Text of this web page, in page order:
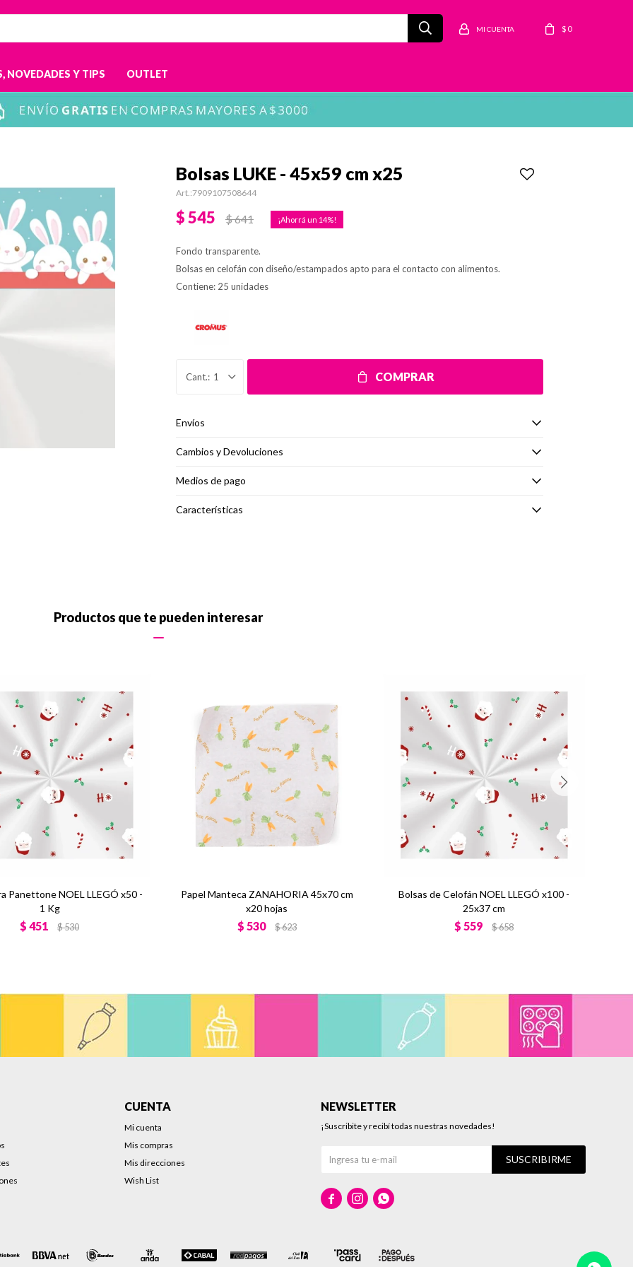
NOVEDADES Y TIPS OUTLET
$ 0
Bolsas LUKE - 45x59 cm x25
7909107508644
$545 $641 14
Fondo transparente.
Bolsas en celofán con diseño/estampados apto para el contacto con alimentos.
Contiene: 25 unidades
1 COMPRAR
Envíos
Cambios y Devoluciones
Medios de pago
Características
Productos que te pueden interesar
Panettone NOEL LLEGÓ x50 -
1 Kg
$ 451 $530
Papel Manteca ZANAHORIA 45x70 cm
x20 hojas
$ 530 $623
Bolsas de Celofán NOEL LLEGÓ x100 -
25x37 cm
$ 559 $658
CUENTA
Mi cuenta
Mis compras
Mis direcciones
Wish List
NEWSLETTER
¡Suscribite y recibí todas nuestras novedades!
SUSCRIBIRME
  